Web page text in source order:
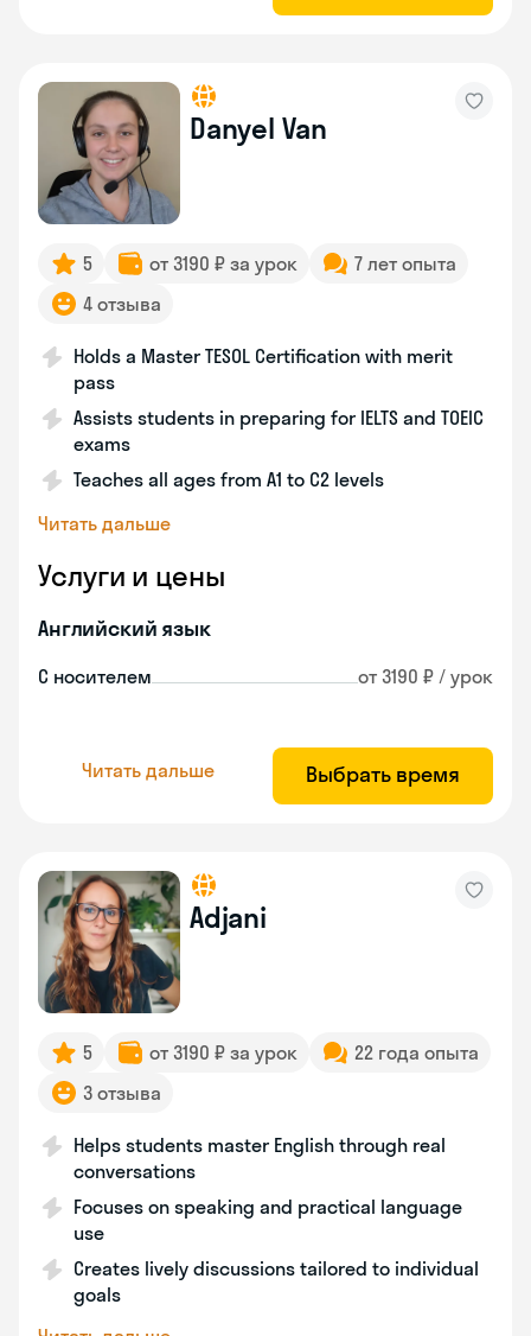
Danyel Van
5 от 3190 ₽ за урок
7 лет опыта
4 отзыва
Holds a Master TESOL Certification with merit
pass
Assists students in preparing for IELTS and TOEIC
exams
Teaches all ages from A1 to C2 levels
Читать дальше
Услуги и цены
Английский язык
С носителем от 3190 ₽ / урок
Читать дальше Выбрать время
Adjani
5 от 3190 ₽ за урок
22 года опыта
3 отзыва
Helps students master English through real
conversations
Focuses on speaking and practical language
use
Creates lively discussions tailored to individual
goals